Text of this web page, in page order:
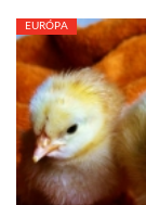
KÖZEL-KELET
AUSZTRÁLIA
EURÓPA